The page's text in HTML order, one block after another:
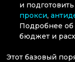
и
прокси,
Подробнее об
бюджет и
Этот базовый